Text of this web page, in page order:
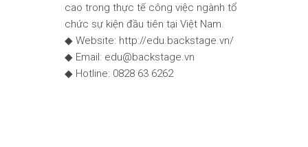
cao trong thực tế công việc ngành tổ
chức sự kiện đầu tiên tại Việt Nam.
◆ Website: http://edu.backstage.vn/
◆ Email: edu@backstage.vn
◆ Hotline: 0828 63 6262